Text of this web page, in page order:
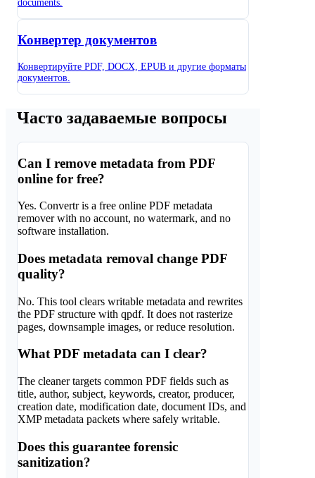
documents.
Конвертер документов
Конвертируйте PDF, DOCX, EPUB и другие форматы
документов.
Часто задаваемые вопросы
Can I remove metadata from PDF
online for free?
Yes. Convertr is a free online PDF metadata
remover with no account, no watermark, and no
software installation.
Does metadata removal change PDF
quality?
No. This tool clears writable metadata and rewrites
the PDF structure with qpdf. It does not rasterize
pages, downsample images, or reduce resolution.
What PDF metadata can I clear?
The cleaner targets common PDF fields such as
title, author, subject, keywords, creator, producer,
creation date, modification date, document IDs, and
XMP metadata packets where safely writable.
Does this guarantee forensic
sanitization?